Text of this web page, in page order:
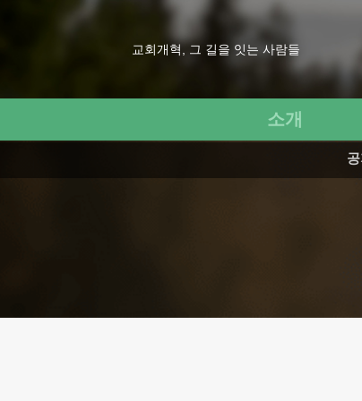
교회개혁, 그 길을 잇는 사람들
소개